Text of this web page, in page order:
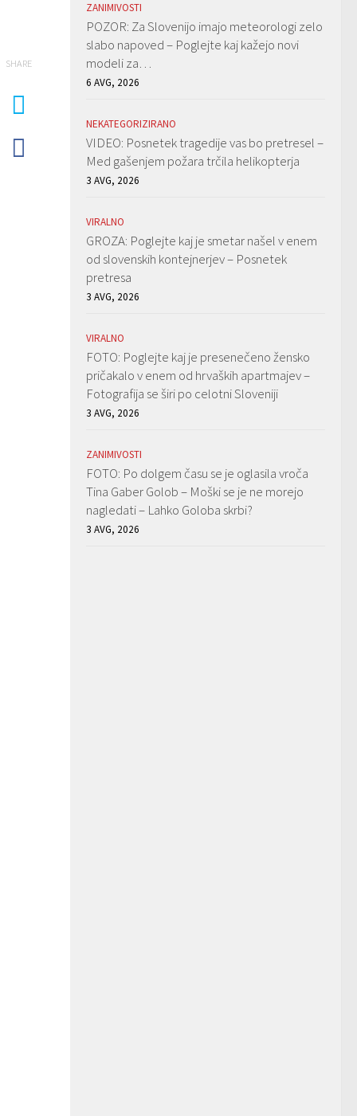
SHARE
ZANIMIVOSTI
POZOR: Za Slovenijo imajo meteorologi zelo
slabo napoved – Poglejte kaj kažejo novi
modeli za…
6 AVG, 2026
NEKATEGORIZIRANO
VIDEO: Posnetek tragedije vas bo pretresel –
Med gašenjem požara trčila helikopterja
3 AVG, 2026
VIRALNO
GROZA: Poglejte kaj je smetar našel v enem
od slovenskih kontejnerjev – Posnetek
pretresa
3 AVG, 2026
VIRALNO
FOTO: Poglejte kaj je presenečeno žensko
pričakalo v enem od hrvaških apartmajev –
Fotografija se širi po celotni Sloveniji
3 AVG, 2026
ZANIMIVOSTI
FOTO: Po dolgem času se je oglasila vroča
Tina Gaber Golob – Moški se je ne morejo
nagledati – Lahko Goloba skrbi?
3 AVG, 2026